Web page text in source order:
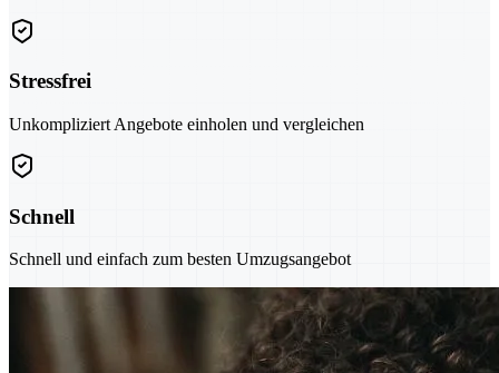
Stressfrei
Unkompliziert Angebote einholen und vergleichen
Schnell
Schnell und einfach zum besten Umzugsangebot